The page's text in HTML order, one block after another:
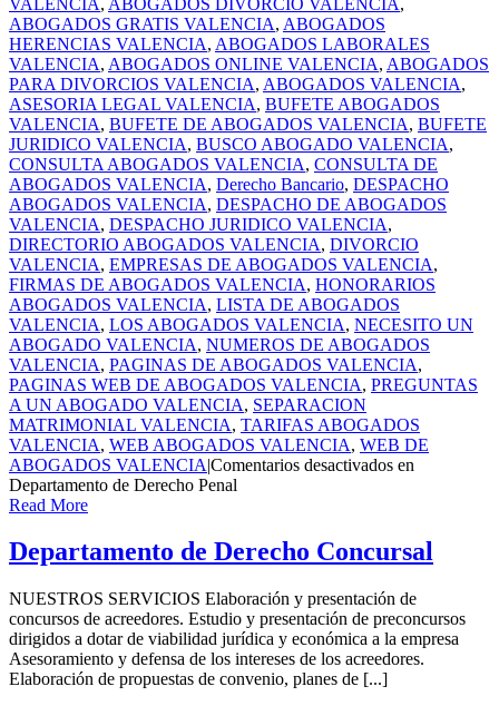
ABOGADOS GRATIS VALENCIA, ABOGADOS
HERENCIAS VALENCIA, ABOGADOS LABORALES
VALENCIA, ABOGADOS ONLINE VALENCIA, ABOGADOS
PARA DIVORCIOS VALENCIA, ABOGADOS VALENCIA,
ASESORIA LEGAL VALENCIA, BUFETE ABOGADOS
VALENCIA, BUFETE DE ABOGADOS VALENCIA, BUFETE
JURIDICO VALENCIA, BUSCO ABOGADO VALENCIA,
CONSULTA ABOGADOS VALENCIA, CONSULTA DE
ABOGADOS VALENCIA, Derecho Bancario, DESPACHO
ABOGADOS VALENCIA, DESPACHO DE ABOGADOS
VALENCIA, DESPACHO JURIDICO VALENCIA,
DIRECTORIO ABOGADOS VALENCIA, DIVORCIO
VALENCIA, EMPRESAS DE ABOGADOS VALENCIA,
FIRMAS DE ABOGADOS VALENCIA, HONORARIOS
ABOGADOS VALENCIA, LISTA DE ABOGADOS
VALENCIA, LOS ABOGADOS VALENCIA, NECESITO UN
ABOGADO VALENCIA, NUMEROS DE ABOGADOS
VALENCIA, PAGINAS DE ABOGADOS VALENCIA,
PAGINAS WEB DE ABOGADOS VALENCIA, PREGUNTAS
A UN ABOGADO VALENCIA, SEPARACION
MATRIMONIAL VALENCIA, TARIFAS ABOGADOS
VALENCIA, WEB ABOGADOS VALENCIA, WEB DE
ABOGADOS VALENCIA|Comentarios desactivados en
Departamento de Derecho Penal
Read More
Departamento de Derecho Concursal
NUESTROS SERVICIOS Elaboración y presentación de
concursos de acreedores. Estudio y presentación de preconcursos
dirigidos a dotar de viabilidad jurídica y económica a la empresa
Asesoramiento y defensa de los intereses de los acreedores.
Elaboración de propuestas de convenio, planes de [...]